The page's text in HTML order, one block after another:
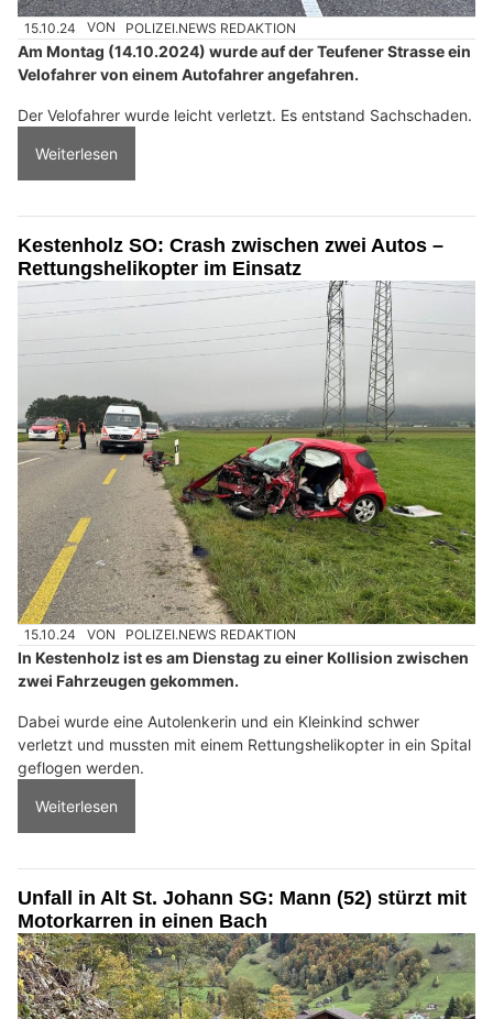
15.10.24 VON POLIZEI.NEWS REDAKTION
Am Montag (14.10.2024) wurde auf der Teufener Strasse ein
Velofahrer von einem Autofahrer angefahren.
Der Velofahrer wurde leicht verletzt. Es entstand Sachschaden.
Weiterlesen
Kestenholz SO: Crash zwischen zwei Autos –
Rettungshelikopter im Einsatz
15.10.24 VON POLIZEI.NEWS REDAKTION
In Kestenholz ist es am Dienstag zu einer Kollision zwischen
zwei Fahrzeugen gekommen.
Dabei wurde eine Autolenkerin und ein Kleinkind schwer
verletzt und mussten mit einem Rettungshelikopter in ein Spital
geflogen werden.
Weiterlesen
Unfall in Alt St. Johann SG: Mann (52) stürzt mit
Motorkarren in einen Bach